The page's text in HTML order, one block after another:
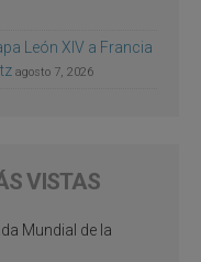
León XIV a Francia
agosto 7, 2026
VISTAS
Mundial de la